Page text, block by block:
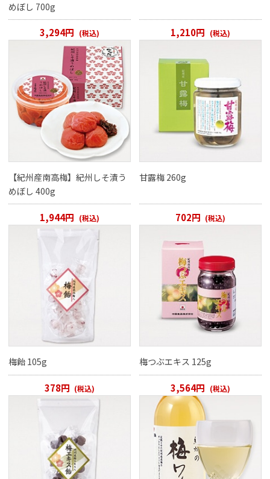
めぼし 700g
3,294円 (税込) 1,210円 (税込)
【紀州産南高梅】紀州しそ漬う
めぼし 400g
1,944円 (税込)
甘露梅 260g
702円 (税込)
梅飴 105g
378円 (税込)
梅つぶエキス 125g
3,564円 (税込)